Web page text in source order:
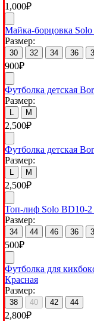
1,000₽
Майка-борцовка
Размер:
30 32 34 36
900₽
Футболка детская
Размер:
M
2,500₽
Футболка детская
Размер:
M
2,500₽
Топ-лиф Solo BD10-
Размер:
34 44 46 36
500₽
Футболка для
Красная
Размер:
38 40 42 44
2,800₽